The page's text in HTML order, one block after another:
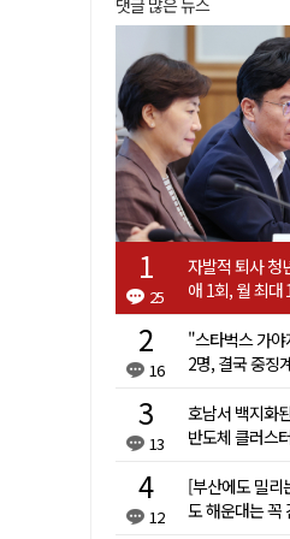
댓글 많은 뉴스
25
자발적 퇴사
애 1회, 월 최대
16
"스타벅스 가
2명, 결국 중징
13
호남서 백지화
반도체 클러스
12
[부산에도 밀리
도 해운대는 꼭